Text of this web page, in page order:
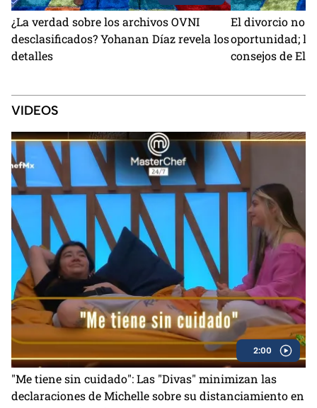
¿La verdad sobre los archivos OVNI
desclasificados? Yohanan Díaz revela los
detalles
El divorcio no
oportunidad; la
consejos de
VIDEOS
2:00
"Me tiene sin cuidado": Las "Divas" minimizan las
declaraciones de Michelle sobre su distanciamiento en